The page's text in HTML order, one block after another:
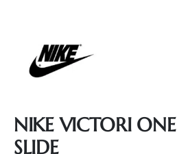
NIKE VICTORI ONE
SLIDE